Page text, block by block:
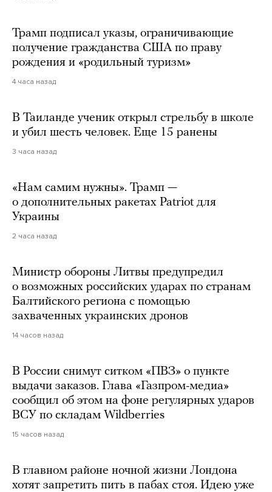
Трамп подписал указы, ограничивающие
получение гражданства США по праву
рождения и «родильный туризм»
4 часа назад
В Таиланде ученик открыл стрельбу в школе
и убил шесть человек. Еще 15 ранены
3 часа назад
«Нам самим нужны». Трамп —
о дополнительных ракетах Patriot для
Украины
2 часа назад
Министр обороны Литвы предупредил
о возможных российских ударах по странам
Балтийского региона с помощью
захваченных украинских дронов
14 часов назад
В России снимут ситком «ПВЗ» о пункте
выдачи заказов. Глава «Газпром-медиа»
сообщил об этом на фоне регулярных ударов
ВСУ по складам Wildberries
15 часов назад
В главном районе ночной жизни Лондона
хотят запретить пить в пабах стоя. Идею уже